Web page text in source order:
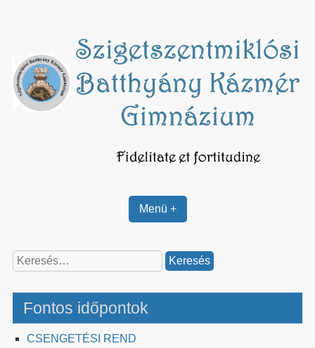
Menü +
Keresés:
Fontos időpontok
CSENGETÉSI REND